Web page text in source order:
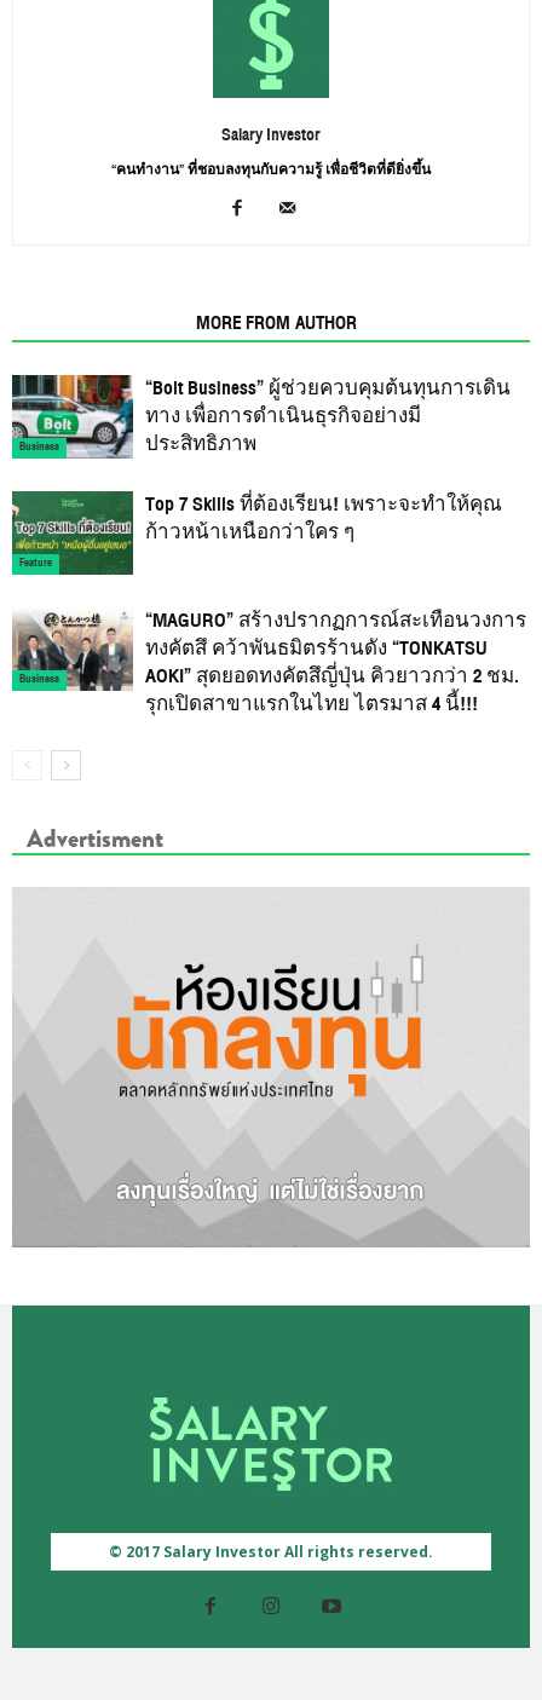
Salary Investor
“คนทำงาน” ที่ชอบลงทุนกับความรู้ เพื่อชีวิตที่ดียิ่งขึ้น
MORE FROM AUTHOR
Business
“Bolt Business” ผู้ช่วยควบคุมต้นทุนการเดิน
ทาง เพื่อการดำเนินธุรกิจอย่างมี
ประสิทธิภาพ
Feature
Top 7 Skills ที่ต้องเรียน! เพราะจะทำให้คุณ
ก้าวหน้าเหนือกว่าใคร ๆ
Business
“MAGURO” สร้างปรากฏการณ์สะเทือนวงการ
ทงคัตสึ คว้าพันธมิตรร้านดัง “TONKATSU
AOKI” สุดยอดทงคัตสึญี่ปุ่น คิวยาวกว่า 2 ชม.
รุกเปิดสาขาแรกในไทย ไตรมาส 4 นี้!!!
Advertisment
© 2017 Salary Investor All rights reserved.